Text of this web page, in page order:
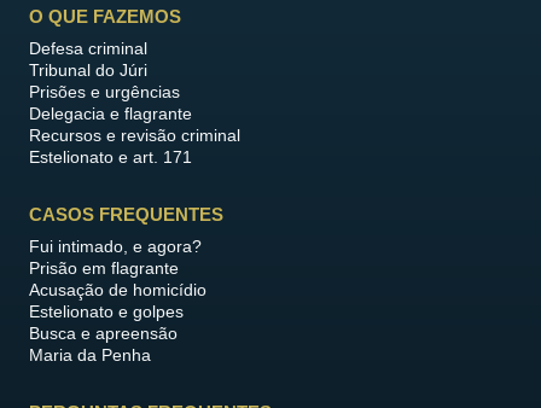
O QUE FAZEMOS
Defesa criminal
Tribunal do Júri
Prisões e urgências
Delegacia e flagrante
Recursos e revisão criminal
Estelionato e art. 171
CASOS FREQUENTES
Fui intimado, e agora?
Prisão em flagrante
Acusação de homicídio
Estelionato e golpes
Busca e apreensão
Maria da Penha